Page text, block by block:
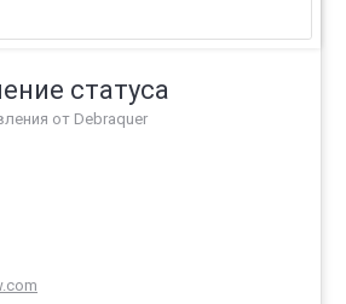
статуса
от Debraquer